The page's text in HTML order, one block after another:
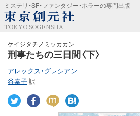
ミステリ・SF・ファンタジー・ホラーの専門出版
TOKYO SOGENSHA
ケイジタチノミッカカン
刑事たちの三日間〈下〉
アレックス・グレシアン
谷泰子訳